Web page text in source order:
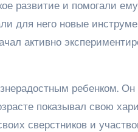
развитие и помогали
для него новые
активно
ребенком. Он
показывал свою
сверстников и